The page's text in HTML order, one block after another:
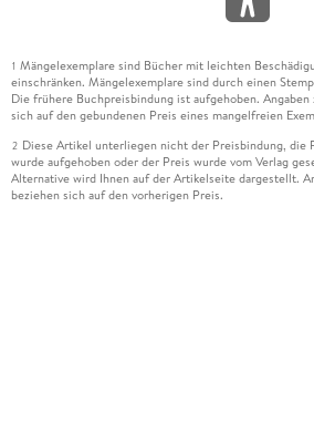
1 Mängelexemplare sind Bücher mit leichten
einschränken. Mängelexemplare sind durch einen
Die frühere Buchpreisbindung ist aufgehoben. Angaben
sich auf den gebundenen Preis eines mangelfreien
2 Diese Artikel unterliegen nicht der Preisbindung, die
wurde aufgehoben oder der Preis wurde vom Verlag
Alternative wird Ihnen auf der Artikelseite dargestellt.
beziehen sich auf den vorherigen Preis.